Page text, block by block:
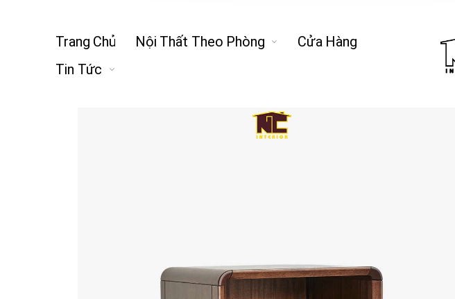
Trang Chủ Nội Thất Theo Phòng
Cửa Hàng
Tin Tức